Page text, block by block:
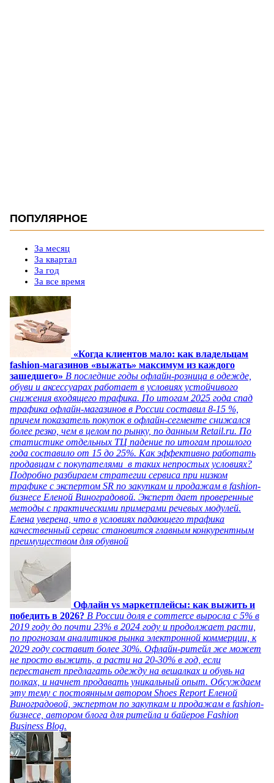
ПОПУЛЯРНОЕ
За месяц
За квартал
За год
За все время
«Когда клиентов мало: как владельцам
fashion-магазинов «выжать» максимум из каждого
зашедшего» В последние годы офлайн-розница в одежде,
обуви и аксессуарах работает в условиях устойчивого
снижения входящего трафика. По итогам 2025 года спад
трафика офлайн-магазинов в России составил 8-15 %,
причем показатель покупок в офлайн-сегменте снижался
более резко, чем в целом по рынку, по данным Retail.ru. По
статистике отдельных ТЦ падение по итогам прошлого
года составило от 15 до 25%. Как эффективно работать
продавцам с покупателями в таких непростых условиях?
Подробно разбираем стратегии сервиса при низком
трафике с экспертом SR по закупкам и продажам в fashion-
бизнесе Еленой Виноградовой. Эксперт дает проверенные
методы с практическими примерами речевых модулей.
Елена уверена, что в условиях падающего трафика
качественный сервис становится главным конкурентным
преимуществом для обувной
Офлайн vs маркетплейсы: как выжить и
победить в 2026? В России доля e commerce выросла с 5% в
2019 году до почти 23% в 2024 году и продолжает расти,
по прогнозам аналитиков рынка электронной коммерции, к
2029 году составит более 30%. Офлайн-ритейл же может
не просто выжить, а расти на 20-30% в год, если
перестанет предлагать одежду на вешалках и обувь на
полках, и начнет продавать уникальный опыт. Обсуждаем
эту тему с постоянным автором Shoes Report Еленой
Виноградовой, экспертом по закупкам и продажам в fashion-
бизнесе, автором блога для ритейла и байеров Fashion
Business Blog.